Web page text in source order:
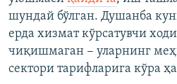
шундай бўлган. Душанба
ерда хизмат кўрсатувчи
чиқишмаган − уларнинг
сектори тарифларига кўра